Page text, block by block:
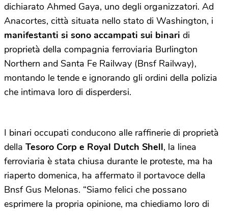
dichiarato Ahmed Gaya, uno degli organizzatori. Ad
Anacortes, città situata nello stato di Washington, i
manifestanti si sono accampati sui binari di
proprietà della compagnia ferroviaria Burlington
Northern and Santa Fe Railway (Bnsf Railway),
montando le tende e ignorando gli ordini della polizia
che intimava loro di disperdersi.
I binari occupati conducono alle raffinerie di proprietà
della Tesoro Corp e Royal Dutch Shell, la linea
ferroviaria è stata chiusa durante le proteste, ma ha
riaperto domenica, ha affermato il portavoce della
Bnsf Gus Melonas. “Siamo felici che possano
esprimere la propria opinione, ma chiediamo loro di